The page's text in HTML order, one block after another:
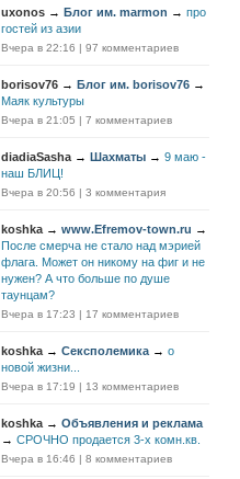
uxonos → Блог им. marmon → про
гостей из азии
Вчера в 22:16 | 97 комментариев
borisov76 → Блог им. borisov76 →
Маяк культуры
Вчера в 21:05 | 7 комментариев
diadiaSasha → Шахматы → 9 маю -
наш БЛИЦ!
Вчера в 20:56 | 3 комментария
koshka → www.Efremov-town.ru →
После смерча не стало над мэрией
флага. Может он никому на фиг и не
нужен? А что больше по душе
таунцам?
Вчера в 17:23 | 17 комментариев
koshka → Сексполемика → о
новой жизни...
Вчера в 17:19 | 13 комментариев
koshka → Объявления и реклама
→ СРОЧНО продается 3-х комн.кв.
Вчера в 16:46 | 8 комментариев